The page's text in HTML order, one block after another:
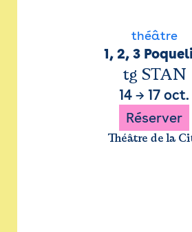
théâtre
1, 2, 3
tg STAN
14 → 17 oct.
Réserver
Théâtre de la